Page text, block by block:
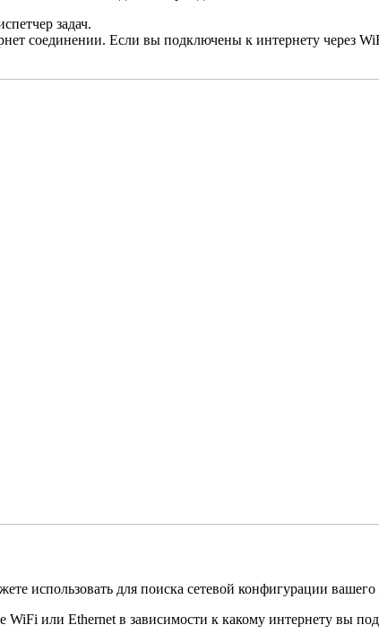
задач.
соединении. Если вы подключены к интернету через
использовать для поиска сетевой конфигурации вашего
или Ethernet в зависимости к какому интернету вы